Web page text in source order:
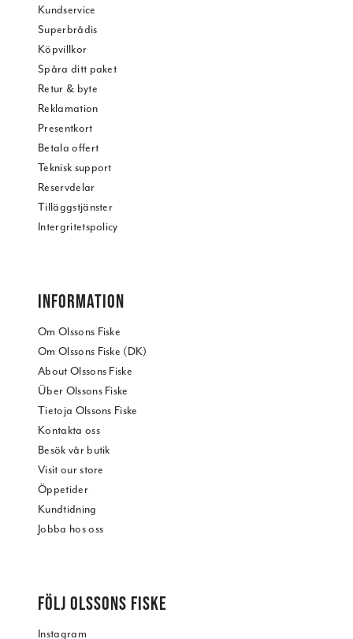
Kundservice
Superbrådis
Köpvillkor
Spåra ditt paket
Retur & byte
Reklamation
Presentkort
Betala offert
Teknisk support
Reservdelar
Tilläggstjänster
Intergritetspolicy
INFORMATION
Om Olssons Fiske
Om Olssons Fiske (DK)
About Olssons Fiske
Über Olssons Fiske
Tietoja Olssons Fiske
Kontakta oss
Besök vår butik
Visit our store
Öppetider
Kundtidning
Jobba hos oss
FÖLJ OLSSONS FISKE
Instagram